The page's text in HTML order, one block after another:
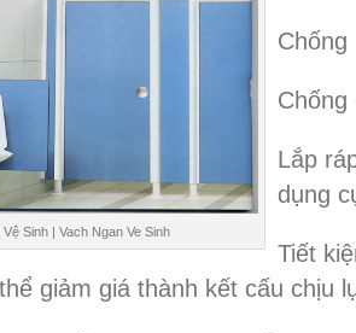
Sinh | Vach Ngan Ve Sinh
Chống
Chống
Lắp
dụng
Tiết
giảm giá thành kết cấu chịu